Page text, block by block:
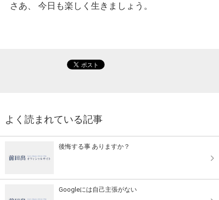
さあ、 今日も楽しく生きましょう。
よく読まれている記事
後悔する事 ありますか？
Googleには自己主張がない